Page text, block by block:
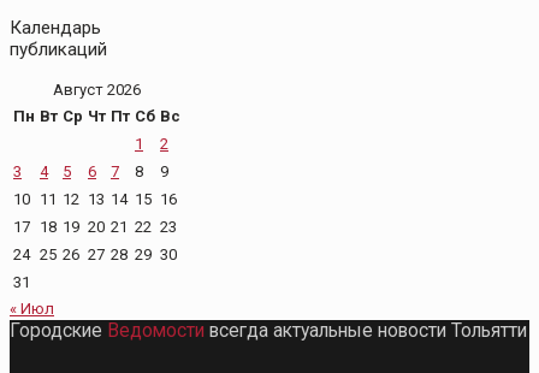
Календарь
публикаций
Август 2026
Пн Вт Ср Чт Пт Сб Вс
1
2
3
4 5 6 7 8
9
10 11 12 13 14 15 16
17 18 19 20 21 22 23
24 25 26 27 28 29 30
31
« Июл
Городские Ведомости всегда актуальные новости Тольятти